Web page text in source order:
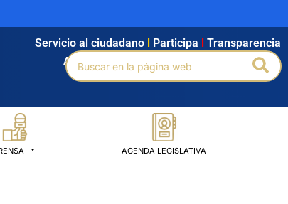
Agendamiento Intranet Búsqueda avanzada
Servicio al ciudadano Participa Transparencia
Buscar
por:
AGENDA LEGISLATIVA